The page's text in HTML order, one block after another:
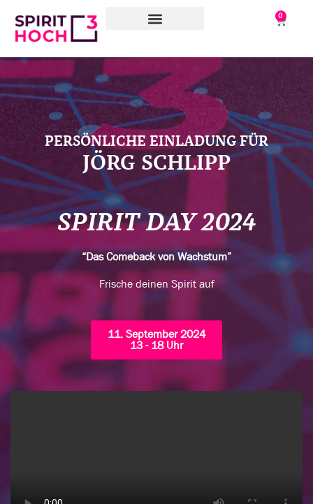
0
PERSÖNLICHE EINLADUNG FÜR
JÖRG SCHLIPP
SPIRIT DAY 2024
“Das Comeback von Wachstum”
Frische deinen Spirit auf
11. September 2024
13 - 18 Uhr